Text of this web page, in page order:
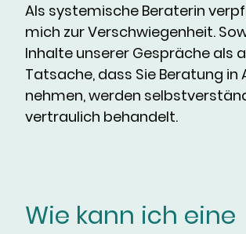
Als systemische Beraterin
mich zur Verschwiegenheit.
Inhalte unserer Gespräche als
Tatsache, dass Sie Beratung in
nehmen, werden
vertraulich behandelt.
Wie kann ich eine